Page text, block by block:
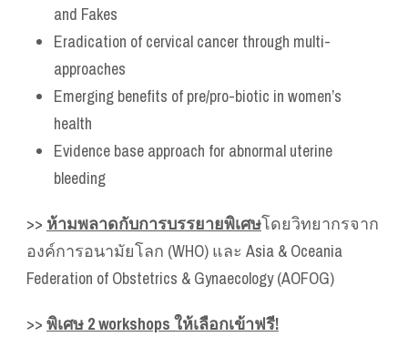
and Fakes
Eradication of cervical cancer through multi-
approaches
Emerging benefits of pre/pro-biotic in women’s
health
Evidence base approach for abnormal uterine
bleeding
>> ห้ามพลาดกับการบรรยายพิเศษโดยวิทยากรจาก
องค์การอนามัยโลก (WHO) และ Asia & Oceania
Federation of Obstetrics & Gynaecology (AOFOG)
>> พิเศษ 2 workshops ให้เลือกเข้าฟรี!